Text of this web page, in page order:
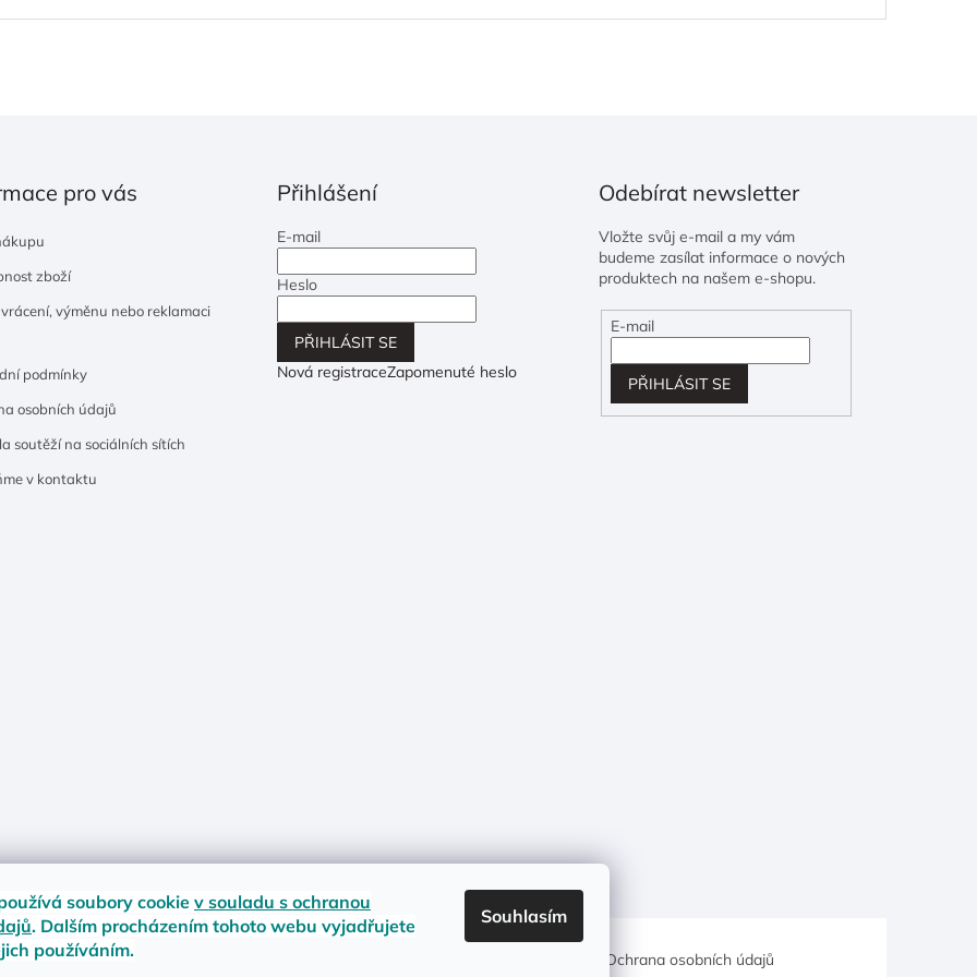
soubory cookiev souladu s ochranou
. Dalším procházením tohoto webu vyjadřujete
používáním.
Souhlasím
pro vás
zboží
vrácení, výměnu nebo reklamaci
podmínky
osobních údajů
soutěží na sociálních sítích
v kontaktu
Přihlášení
E-mail
Heslo
PŘIHLÁSIT SE
Nová registraceZapomenuté heslo
Odebírat newsletter
Vložte svůj e-mail a my vám
budeme zasílat informace o nových
produktech na našem e-shopu.
E-mail
PŘIHLÁSIT SE
zboží Materiály a velikosti Ochrana osobních údajů